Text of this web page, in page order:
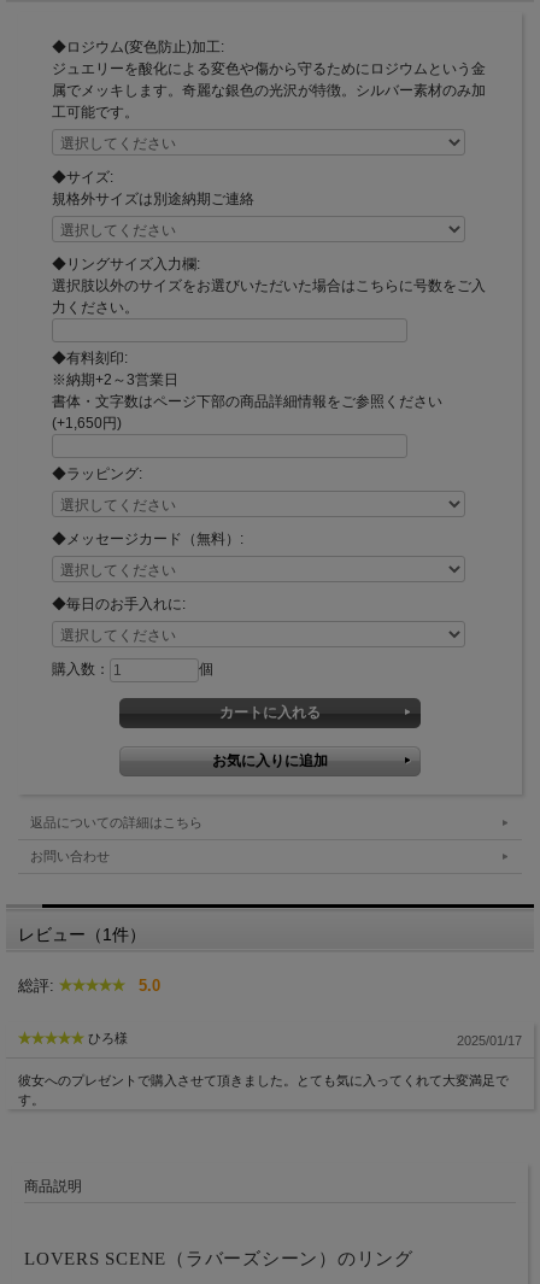
◆ロジウム(変色防止)加工:
ジュエリーを酸化による変色や傷から守るためにロジウムという金
属でメッキします。奇麗な銀色の光沢が特徴。シルバー素材のみ加
工可能です。
◆サイズ:
規格外サイズは別途納期ご連絡
◆リングサイズ入力欄:
選択肢以外のサイズをお選びいただいた場合はこちらに号数をご入
力ください。
◆有料刻印:
※納期+2～3営業日
書体・文字数はページ下部の商品詳細情報をご参照ください
(+1,650円)
◆ラッピング:
◆メッセージカード（無料）:
◆毎日のお手入れに:
購入数： 個
返品についての詳細はこちら
お問い合わせ
レビュー（1件）
総評: 5.0
ひろ様 2025/01/17
彼女へのプレゼントで購入させて頂きました。とても気に入ってくれて大変満足で
す。
商品説明
LOVERS SCENE（ラバーズシーン）のリング